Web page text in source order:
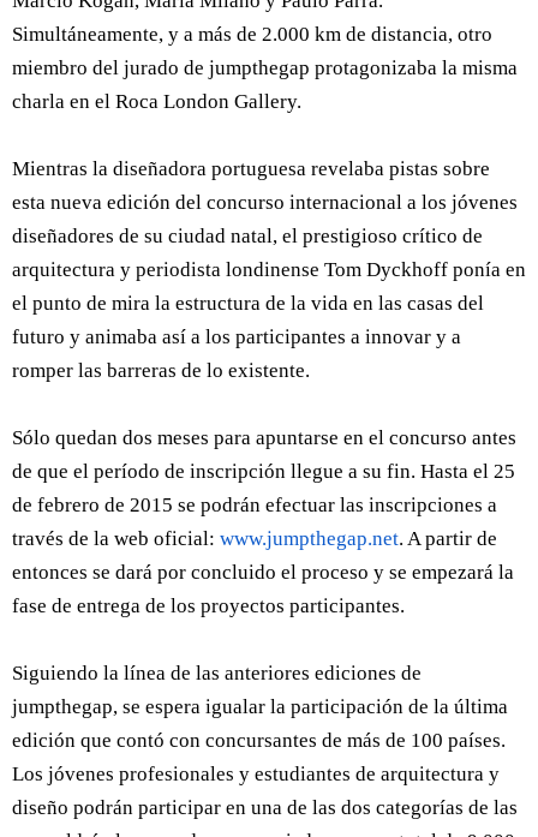
Simultáneamente, y a más de 2.000 km de distancia, otro
miembro del jurado de jumpthegap protagonizaba la misma
charla en el Roca London Gallery.
Mientras la diseñadora portuguesa revelaba pistas sobre
esta nueva edición del concurso internacional a los jóvenes
diseñadores de su ciudad natal, el prestigioso crítico de
arquitectura y periodista londinense Tom Dyckhoff ponía en
el punto de mira la estructura de la vida en las casas del
futuro y animaba así a los participantes a innovar y a
romper las barreras de lo existente.
Sólo quedan dos meses para apuntarse en el concurso antes
de que el período de inscripción llegue a su fin. Hasta el 25
de febrero de 2015 se podrán efectuar las inscripciones a
través de la web oficial: www.jumpthegap.net. A partir de
entonces se dará por concluido el proceso y se empezará la
fase de entrega de los proyectos participantes.
Siguiendo la línea de las anteriores ediciones de
jumpthegap, se espera igualar la participación de la última
edición que contó con concursantes de más de 100 países.
Los jóvenes profesionales y estudiantes de arquitectura y
diseño podrán participar en una de las dos categorías de las